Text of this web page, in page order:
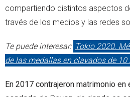
compartiendo distintos aspectos
través de los medios y las redes
Te puede interesar: Tokio 2020.
de las medallas en clavados de 10
En 2017 contrajeron matrimonio